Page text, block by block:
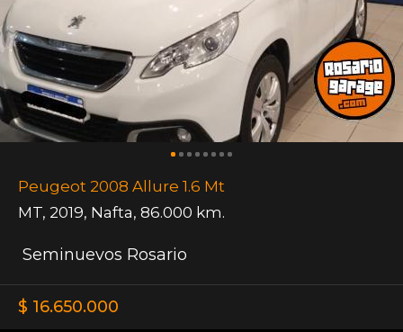
Peugeot 2008 Allure 1.6 Mt
MT, 2019, Nafta, 86.000 km.
Seminuevos Rosario
$ 16.650.000